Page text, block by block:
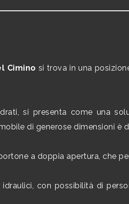
Cimino si trova in una
si presenta come una
di generose dimensioni
a doppia apertura, che
con possibilità di